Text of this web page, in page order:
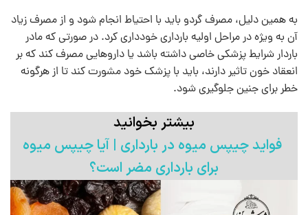
به همین دلیل، مصرف گردو باید با احتیاط انجام شود و از مصرف زیاد
آن به ویژه در مراحل اولیه بارداری خودداری کرد. در صورتی که مادر
باردار شرایط پزشکی خاصی داشته باشد یا داروهایی مصرف کند که بر
انعقاد خون تاثیر دارند، باید با پزشک خود مشورت کند تا از هرگونه
خطر برای جنین جلوگیری شود.
بیشتر بخوانید
فواید چیپس میوه در بارداری | آیا چیپس میوه
برای بارداری مضر است؟